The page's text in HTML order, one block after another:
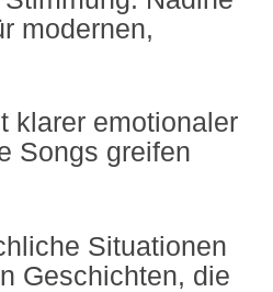
modernen,
klarer emotionaler
Songs greifen
Situationen
Geschichten, die